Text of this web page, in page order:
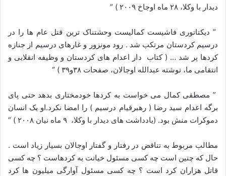
دیدار با وکلا، ۲۸ ماه اوجاخ ۲۰۰۹ ) “
” دیکتاتوری فاشیست کمالیست وحشتناک ترین قتل عام ها را در
درسیم کردستان مرتکب شد . رود مونزور و غارهای درسیم از جنازه
کردها پر شد … ( کتاب دار اعدام های کردستان و وظیفه انقلابی و
انتقامی ما، نوشته عبدالله اوجالان، صفحات ۳۸و۳۹ ) “
” مصطفی کمال می خواست به کردها خودمختاری بدهد حتی پای
برگه اعدام سید رضا ( رهبرقیام درسیم ) را امضا نکرد.او یک انسان
دموکرات منش بود. (یادداشت های دیدار با وکلا، ۹ ماه نیان ۲۰۰۸ ) “
مطالب مربوط به تناقض در رفتار و گفتار اوجالان بسیار زیاد است .
حال که چنین است چه کسی مسئول خیانت به کردهاست ؟ چه کسی
قاتل هزاران کرد است ؟ چه کسی مسئول آوارگی میلیون ها کرد